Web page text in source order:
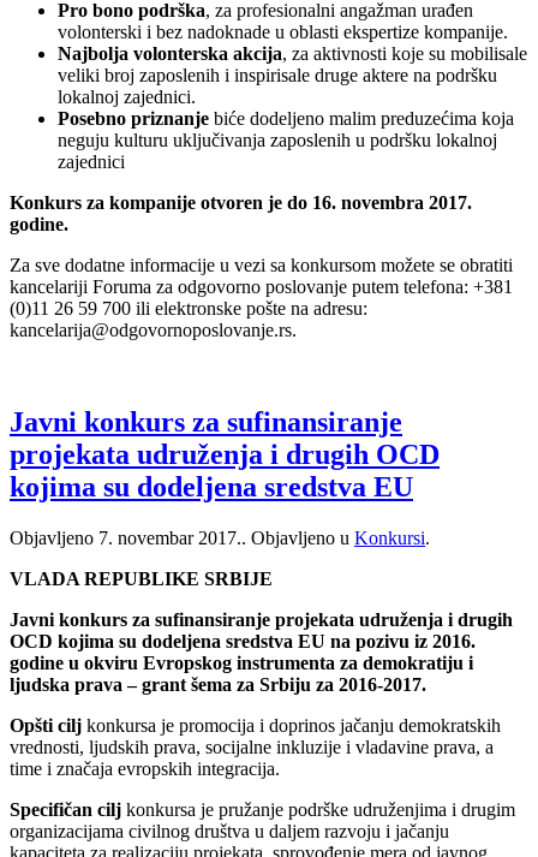
Pro bono podrška, za profesionalni angažman urađen
volonterski i bez nadoknade u oblasti ekspertize kompanije.
Najbolja volonterska akcija, za aktivnosti koje su mobilisale
veliki broj zaposlenih i inspirisale druge aktere na podršku
lokalnoj zajednici.
Posebno priznanje biće dodeljeno malim preduzećima koja
neguju kulturu uključivanja zaposlenih u podršku lokalnoj
zajednici
Konkurs za kompanije otvoren je do 16. novembra 2017.
godine.
Za sve dodatne informacije u vezi sa konkursom možete se obratiti
kancelariji Foruma za odgovorno poslovanje putem telefona: +381
(0)11 26 59 700 ili elektronske pošte na adresu:
kancelarija@odgovornoposlovanje.rs.
Javni konkurs za sufinansiranje
projekata udruženja i drugih OCD
kojima su dodeljena sredstva EU
Objavljeno 7. novembar 2017.. Objavljeno u Konkursi.
VLADA REPUBLIKE SRBIJE
Javni konkurs za sufinansiranje projekata udruženja i drugih
OCD kojima su dodeljena sredstva EU na pozivu iz 2016.
godine u okviru Evropskog instrumenta za demokratiju i
ljudska prava – grant šema za Srbiju za 2016-2017.
Opšti cilj konkursa je promocija i doprinos jačanju demokratskih
vrednosti, ljudskih prava, socijalne inkluzije i vladavine prava, a
time i značaja evropskih integracija.
Specifičan cilj konkursa je pružanje podrške udruženjima i drugim
organizacijama civilnog društva u daljem razvoju i jačanju
kapaciteta za realizaciju projekata, sprovođenje mera od javnog